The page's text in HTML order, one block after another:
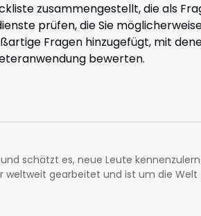
zusammengestellt, die als
prüfen, die Sie
Fragen hinzugefügt, mit
bewerten.
schätzt es, neue Leute
weltweit gearbeitet und ist um die Welt